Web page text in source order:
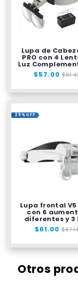
Lupa de
PRO con 4
Luz
LED
Precio
$57.00
29%OFF
Lupa frontal V5
con 6
diferentes y 3
ajustables
Precio
$61.00
Otros